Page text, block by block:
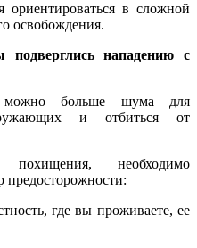
в сложной
освобождения.
нападению с
можно больше шума для
и отбиться от
необходимо
предосторожности:
где вы проживаете, ее